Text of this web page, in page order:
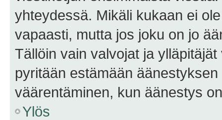
yhteydessä. Mikäli kukaan ei
vapaasti, mutta jos joku on jo
Tällöin vain valvojat ja
pyritään estämään
väärentäminen, kun äänestys
Ylös